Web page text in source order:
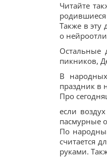
Читайте
родившиеся
Также в эту
о
Остальные
пикников,
В
праздник в
Про
если
пасмурные
По
считается
руками.